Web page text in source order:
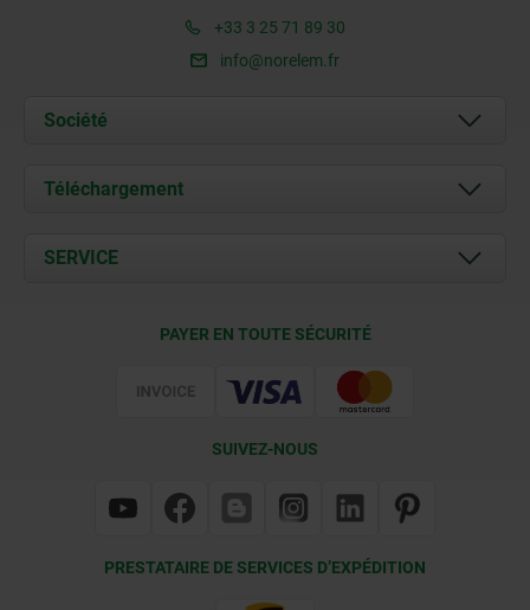
+33 3 25 71 89 30
info@norelem.fr
Société
À propos de nous
Contact
Téléchargement
Documents
SERVICE
PAYER EN TOUTE SÉCURITÉ
SUIVEZ-NOUS
PRESTATAIRE DE SERVICES D’EXPÉDITION